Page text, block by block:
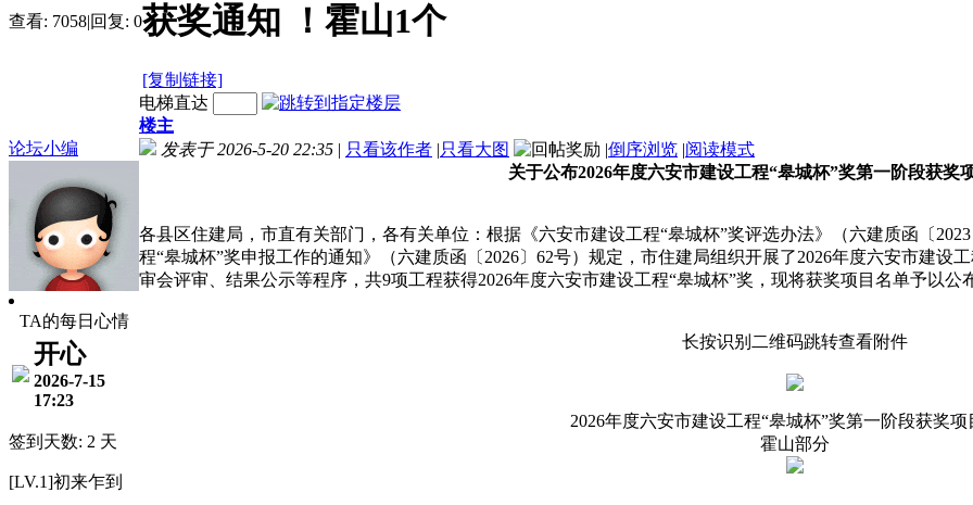
查看: 7058|回复: 0获奖通知 ！霍山1个
[复制链接]
论坛小编
TA的每日心情
开心
2026-7-15
17:23
签到天数: 2 天
[LV.1]初来乍到
电梯直达
楼主
发表于 2026-5-20 22:35 | 只看该作者 |只看大图 |倒序浏览 |阅读模式
关于公布2026年度六安市建设工程“皋城杯”奖第一阶段获奖
各县区住建局，市直有关部门，各有关单位：根据《六安市建设工程“皋城杯”奖评选办法》（六建质函〔
程“皋城杯”奖申报工作的通知》（六建质函〔2026〕62号）规定，市住建局组织开展了2026年度六安市建设
审会评审、结果公示等程序，共9项工程获得2026年度六安市建设工程“皋城杯”奖，现将获奖项目名单予以公
长按识别二维码跳转查看附件
2026年度六安市建设工程“皋城杯”奖第一阶段获奖项
霍山部分